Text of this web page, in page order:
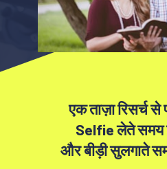
एक ताज़ा रिसर्च से
Selfie लेते समय
और बीड़ी सुलगाते